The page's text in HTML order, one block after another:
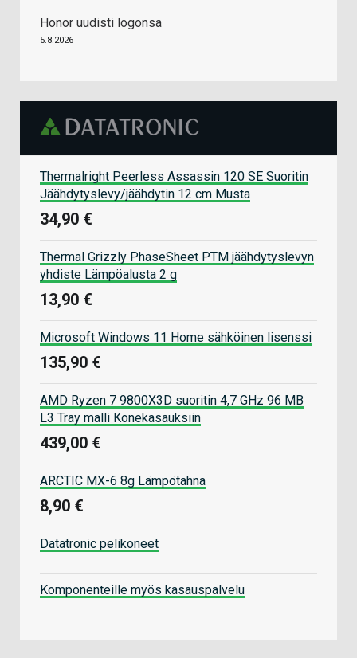
Honor uudisti logonsa
5.8.2026
Thermalright Peerless Assassin 120 SE Suoritin
Jäähdytyslevy/jäähdytin 12 cm Musta
34,90 €
Thermal Grizzly PhaseSheet PTM jäähdytyslevyn
yhdiste Lämpöalusta 2 g
13,90 €
Microsoft Windows 11 Home sähköinen lisenssi
135,90 €
AMD Ryzen 7 9800X3D suoritin 4,7 GHz 96 MB
L3 Tray malli Konekasauksiin
439,00 €
ARCTIC MX-6 8g Lämpötahna
8,90 €
Datatronic pelikoneet
Komponenteille myös kasauspalvelu